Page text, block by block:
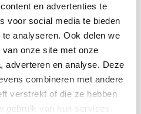
en advertenties te
voor social media te bieden
analyseren. Ook delen we
onze site met onze
adverteren en analyse. Deze
combineren met andere
verstrekt of die ze hebben
gebruik van hun services.
bij
onverwacht. Toch kan de
vallen stil, productieprocessen